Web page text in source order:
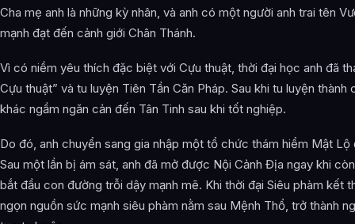
Cha mẹ anh là những kỳ nhân, và anh có một người anh trai tên
mạnh đạt đến cảnh giới Chân Thánh.
Vì có niềm yêu thích đặc biệt với Cựu thuật, thời đại học anh đã
Cựu thuật” và tu luyện Tiên Tần Căn Pháp. Sau khi tu luyện thành
khác ngầm ngăn cản đến Tân Tinh sau khi tốt nghiệp.
Do đó, anh chuyển sang gia nhập một tổ chức thám hiểm Mật
Sau một lần bị ám sát, anh đã mở được Nội Cảnh Địa ngay khi
bắt đầu con đường trỗi dậy mạnh mẽ. Khi thời đại Siêu phàm kết
ngọn nguồn sức mạnh siêu phàm nằm sau Mệnh Thổ, trở thành